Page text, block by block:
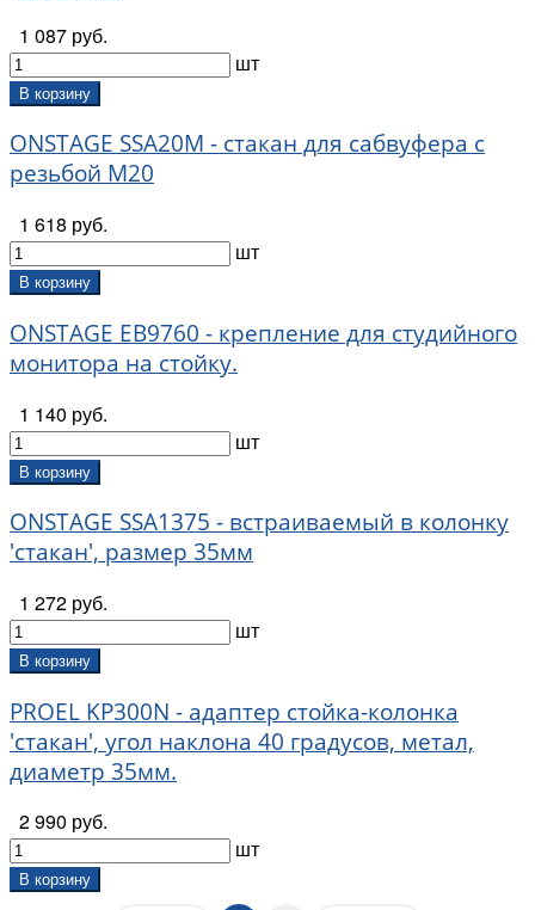
1 087 руб.
шт
В корзину
ONSTAGE SSA20M - стакан для сабвуфера с
резьбой М20
1 618 руб.
шт
В корзину
ONSTAGE EB9760 - крепление для студийного
монитора на стойку.
1 140 руб.
шт
В корзину
ONSTAGE SSA1375 - встраиваемый в колонку
'стакан', размер 35мм
1 272 руб.
шт
В корзину
PROEL KP300N - адаптер стойка-колонка
'стакан', угол наклона 40 градусов, метал,
диаметр 35мм.
2 990 руб.
шт
В корзину